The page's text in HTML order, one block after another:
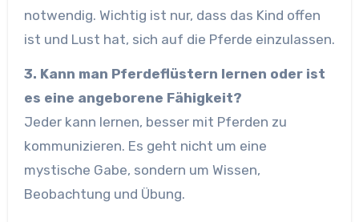
notwendig. Wichtig ist nur, dass das Kind offen
ist und Lust hat, sich auf die Pferde einzulassen.
3. Kann man Pferdeflüstern lernen oder ist
es eine angeborene Fähigkeit?
Jeder kann lernen, besser mit Pferden zu
kommunizieren. Es geht nicht um eine
mystische Gabe, sondern um Wissen,
Beobachtung und Übung.